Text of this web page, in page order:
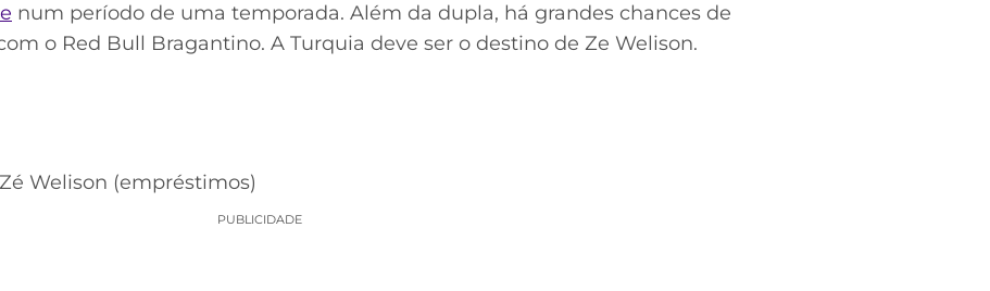
num período de uma temporada. Além da dupla, há grandes chances de
o Red Bull Bragantino. A Turquia deve ser o destino de Ze Welison.
Welison (empréstimos)
PUBLICIDADE